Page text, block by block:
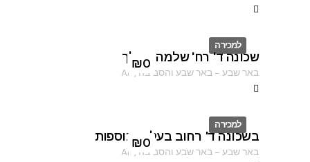
למכירה
ID
₪0
שכונה ד' רח' שלמה המלך
באר שבע–באר שבע והסביבה ,
AF
למכירה
ID
₪0
בשכונה ד' רחוב בעלי התוספות
באר שבע–באר שבע והסביבה ,
AF